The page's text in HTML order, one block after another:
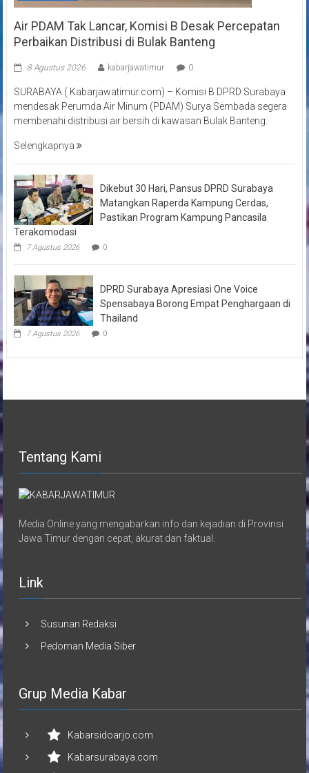
Air PDAM Tak Lancar, Komisi B Desak Percepatan
Perbaikan Distribusi di Bulak Banteng
8 Agustus 2026 kabarjawatimur 0
SURABAYA ( Kabarjawatimur.com) – Komisi B DPRD Surabaya
mendesak Perumda Air Minum (PDAM) Surya Sembada segera
membenahi distribusi air bersih di kawasan Bulak Banteng.
Selengkapnya
Dikebut 30 Hari, Pansus DPRD Surabaya
Matangkan Raperda Kampung Cerdas,
Pastikan Program Kampung Pancasila
Terakomodasi
7 Agustus 2026 0
DPRD Surabaya Apresiasi One Voice
Spensabaya Borong Empat Penghargaan di
Thailand
7 Agustus 2026 0
Tentang Kami
Media Online yang mengabarkan info dan kejadian di Provinsi
Jawa Timur dengan cepat, akurat dan faktual.
Link
Susunan Redaksi
Pedoman Media Siber
Grup Media Kabar
Kabarsidoarjo.com
Kabarsurabaya.com